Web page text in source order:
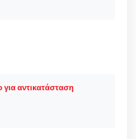
για αντικατάσταση